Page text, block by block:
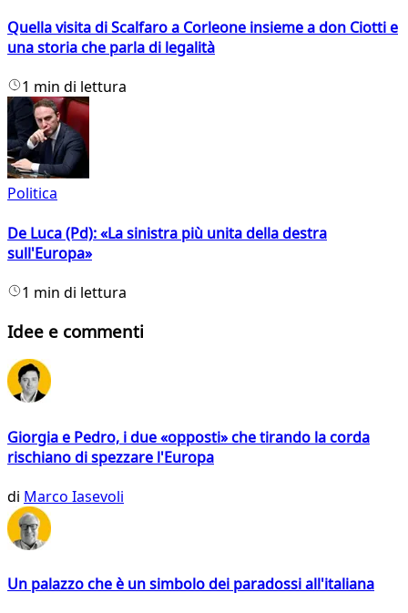
Quella visita di Scalfaro a Corleone insieme a don Ciotti e
una storia che parla di legalità
1 min di lettura
Politica
De Luca (Pd): «La sinistra più unita della destra
sull'Europa»
1 min di lettura
Idee e commenti
Giorgia e Pedro, i due «opposti» che tirando la corda
rischiano di spezzare l'Europa
di Marco Iasevoli
Un palazzo che è un simbolo dei paradossi all'italiana